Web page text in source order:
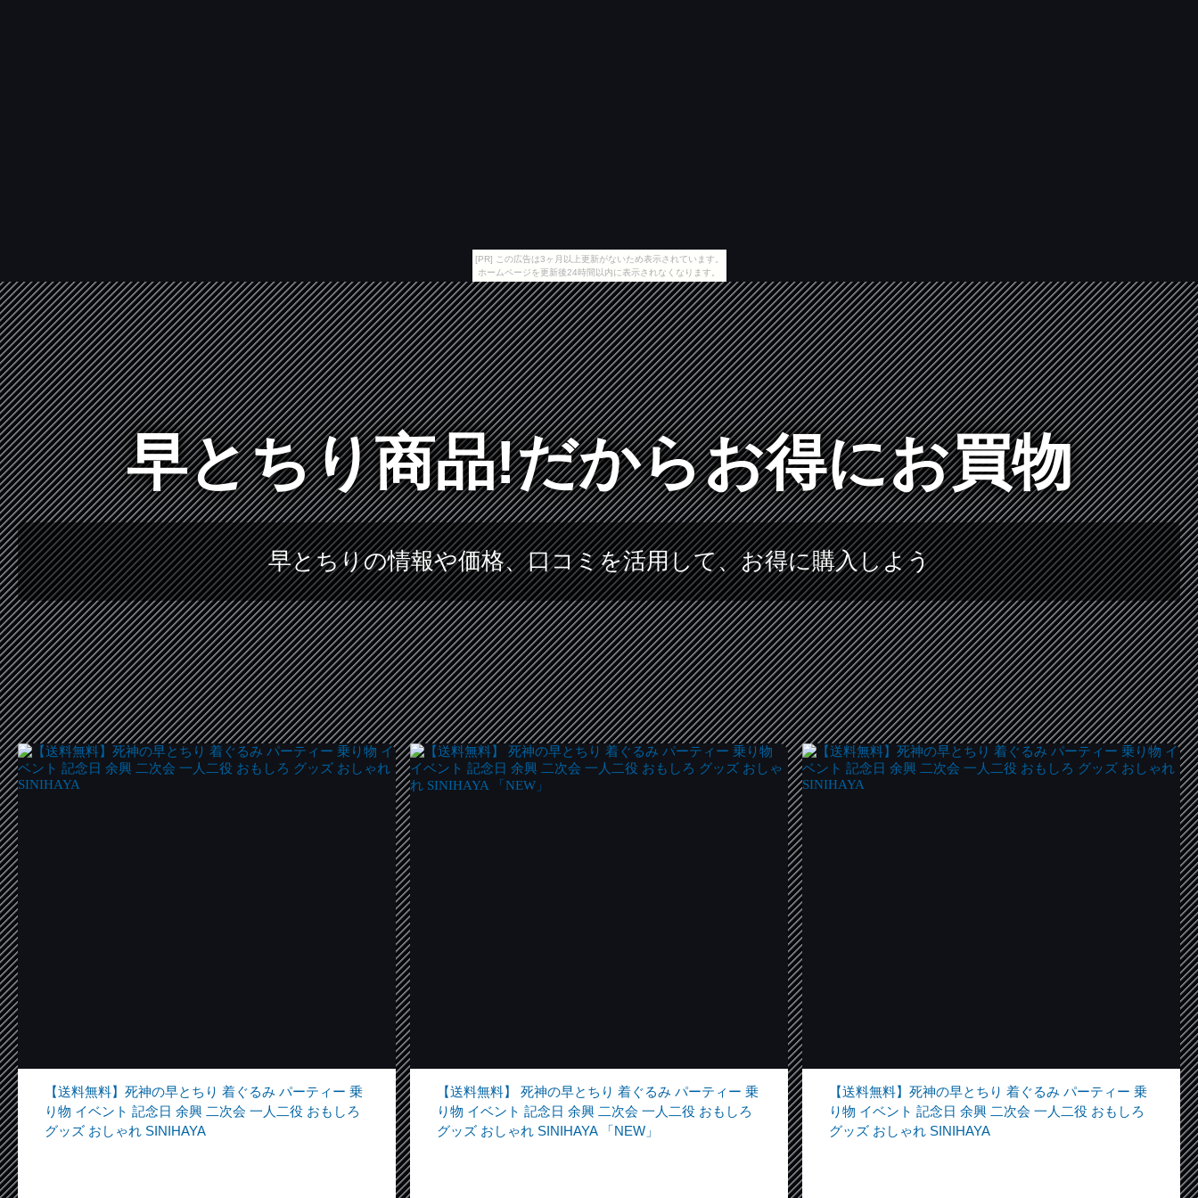
[PR] この広告は3ヶ月以上更新がないため表示されています。
ホームページを更新後24時間以内に表示されなくなります。
早とちり商品!だからお得にお買物
早とちりの情報や価格、口コミを活用して、お得に購入しよう
【送料無料】死神の早とちり 着ぐるみ パーティー 乗
り物 イベント 記念日 余興 二次会 一人二役 おもしろ
グッズ おしゃれ SINIHAYA
【送料無料】 死神の早とちり 着ぐるみ パーティー 乗
り物 イベント 記念日 余興 二次会 一人二役 おもしろ
グッズ おしゃれ SINIHAYA 「NEW」
【送料無料】死神の早とちり 着ぐるみ パーティー 乗
り物 イベント 記念日 余興 二次会 一人二役 おもしろ
グッズ おしゃれ SINIHAYA